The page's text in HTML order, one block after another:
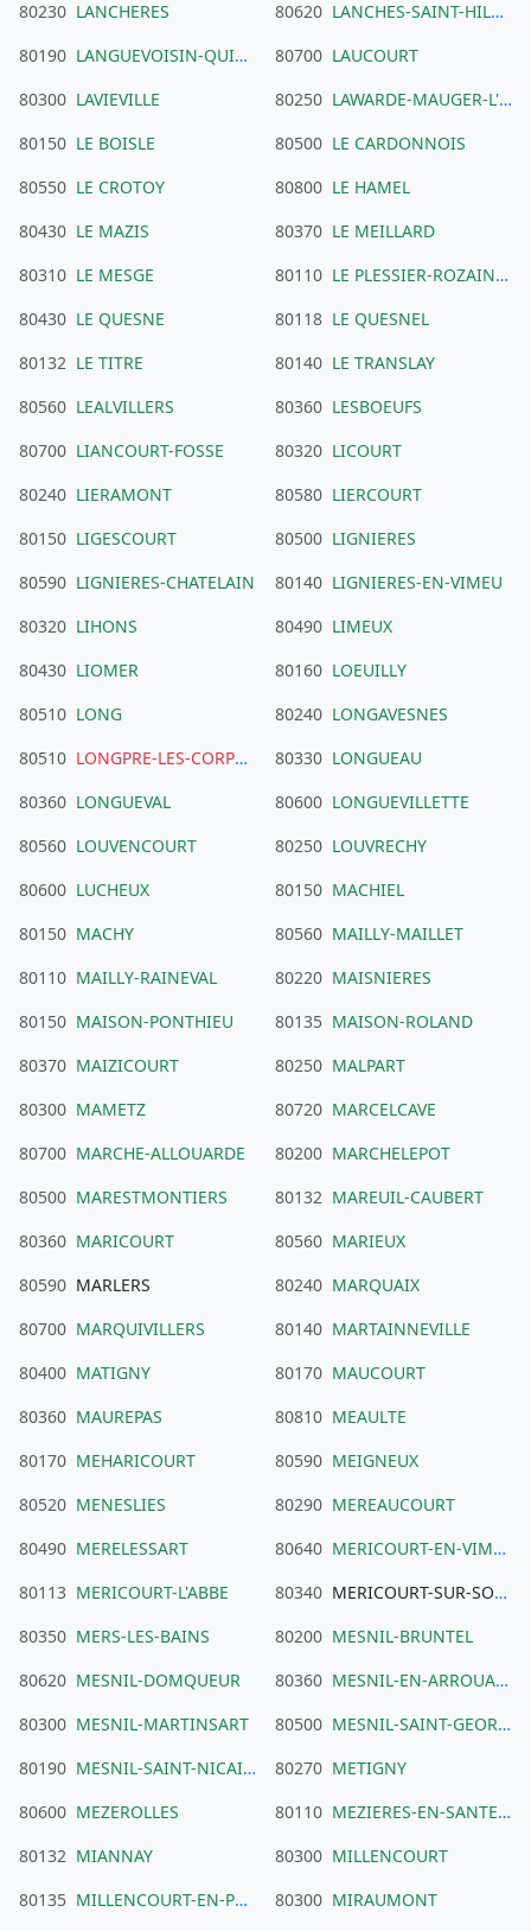
80230 LANCHERES 80620 LANCHES-SAINT-HILAIRE
80190 LANGUEVOISIN-QUIQUERY 80700 LAUCOURT
80300 LAVIEVILLE 80250 LAWARDE-MAUGER-L'HORTOY
80150 LE BOISLE 80500 LE CARDONNOIS
80550 LE CROTOY 80800 LE HAMEL
80430 LE MAZIS 80370 LE MEILLARD
80310 LE MESGE 80110 LE PLESSIER-ROZAINVILLERS
80430 LE QUESNE 80118 LE QUESNEL
80132 LE TITRE 80140 LE TRANSLAY
80560 LEALVILLERS 80360 LESBOEUFS
80700 LIANCOURT-FOSSE 80320 LICOURT
80240 LIERAMONT 80580 LIERCOURT
80150 LIGESCOURT 80500 LIGNIERES
80590 LIGNIERES-CHATELAIN 80140 LIGNIERES-EN-VIMEU
80320 LIHONS 80490 LIMEUX
80430 LIOMER 80160 LOEUILLY
80510 LONG 80240 LONGAVESNES
80510 LONGPRE-LES-CORPS-SAINTS 80330 LONGUEAU
80360 LONGUEVAL 80600 LONGUEVILLETTE
80560 LOUVENCOURT 80250 LOUVRECHY
80600 LUCHEUX 80150 MACHIEL
80150 MACHY 80560 MAILLY-MAILLET
80110 MAILLY-RAINEVAL 80220 MAISNIERES
80150 MAISON-PONTHIEU 80135 MAISON-ROLAND
80370 MAIZICOURT 80250 MALPART
80300 MAMETZ 80720 MARCELCAVE
80700 MARCHE-ALLOUARDE 80200 MARCHELEPOT
80500 MARESTMONTIERS 80132 MAREUIL-CAUBERT
80360 MARICOURT 80560 MARIEUX
80590 MARLERS 80240 MARQUAIX
80700 MARQUIVILLERS 80140 MARTAINNEVILLE
80400 MATIGNY 80170 MAUCOURT
80360 MAUREPAS 80810 MEAULTE
80170 MEHARICOURT 80590 MEIGNEUX
80520 MENESLIES 80290 MEREAUCOURT
80490 MERELESSART 80640 MERICOURT-EN-VIMEU
80113 MERICOURT-L'ABBE 80340 MERICOURT-SUR-SOMME
80350 MERS-LES-BAINS 80200 MESNIL-BRUNTEL
80620 MESNIL-DOMQUEUR 80360 MESNIL-EN-ARROUAISE
80300 MESNIL-MARTINSART 80500 MESNIL-SAINT-GEORGES
80190 MESNIL-SAINT-NICAISE 80270 METIGNY
80600 MEZEROLLES 80110 MEZIERES-EN-SANTERRE
80132 MIANNAY 80300 MILLENCOURT
80135 MILLENCOURT-EN-PONTHIEU 80300 MIRAUMONT